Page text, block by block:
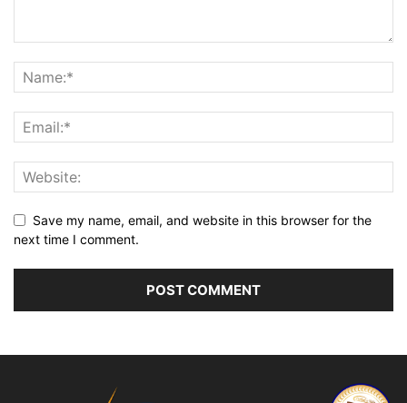
Save my name, email, and website in this browser for the
next time I comment.